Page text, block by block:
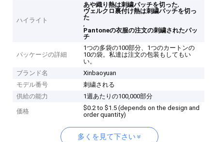
ハイライト
あや織り熱は刺繍パッチを切った,
ヴェルクロ裏付け熱は刺繍パッチを切っ
た
,
Pantoneの衣服の注文の刺繍されたパッ
チ
パッケージの詳細
1つの多袋の100部分、1つのカートンの
10の袋。私達は注文の包装もしてもい
い。
ブランド名
Xinbaoyuan
モデル番号
刺繍される
供給の能力
1週あたりの100,000部分
価格
$0.2 to $1.5 (depends on the design and
order quantity)
多くを見て下さい